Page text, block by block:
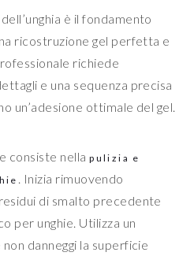
è il fondamento
ricostruzione gel perfetta e
richiede
e una sequenza precisa
un’adesione ottimale del gel.
consiste nellapulizia e
. Inizia rimuovendo
di smalto precedente
per unghie. Utilizza un
danneggi la superficie